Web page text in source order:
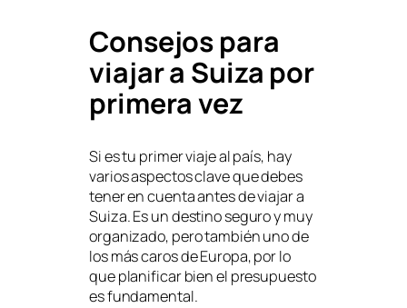
Consejos para
viajar a Suiza por
primera vez
Si es tu primer viaje al país, hay
varios aspectos clave que debes
tener en cuenta antes de viajar a
Suiza. Es un destino seguro y muy
organizado, pero también uno de
los más caros de Europa, por lo
que planificar bien el presupuesto
es fundamental.